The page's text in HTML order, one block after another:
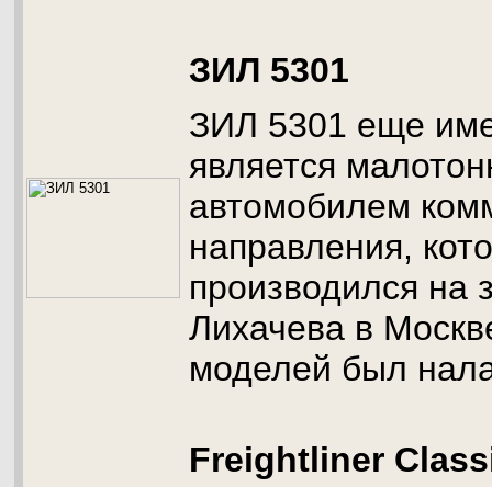
ЗИЛ 5301
ЗИЛ 5301 еще
является
автомобилем
направления,
производился на
Лихачева в
моделей был
Freightliner